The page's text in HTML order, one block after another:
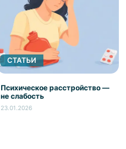
СТАТЬИ
Психическое расстройство —
не слабость
23.01.2026